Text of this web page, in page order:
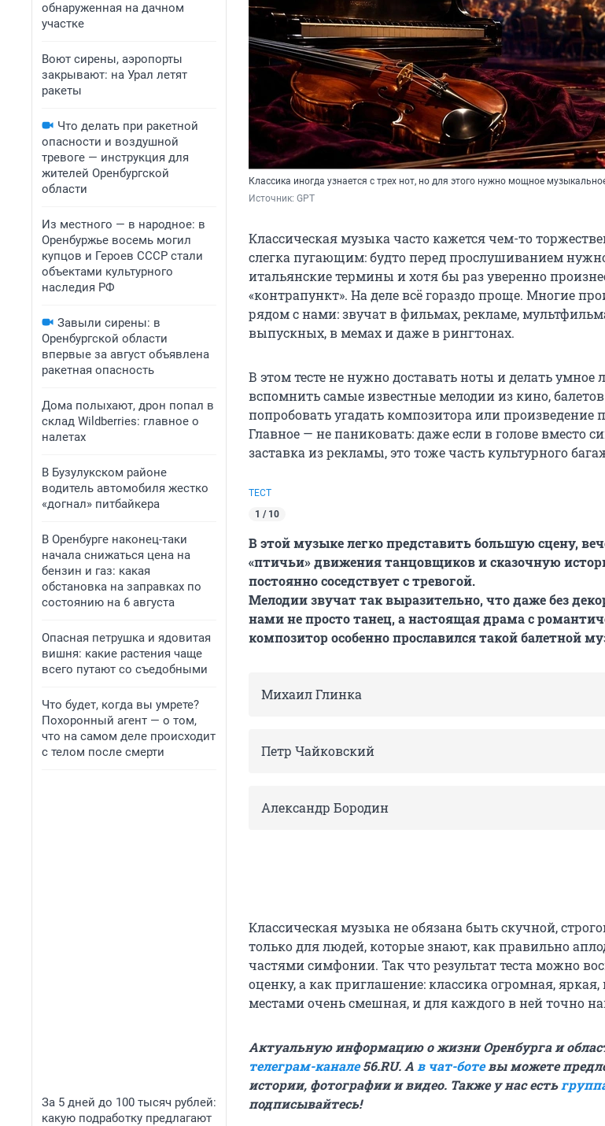
обнаруженная на дачном
участке
Воют сирены, аэропорты
закрывают: на Урал летят
ракеты
Что делать при ракетной
опасности и воздушной
тревоге — инструкция для
жителей Оренбургской
области
Из местного — в народное: в
Оренбуржье восемь могил
купцов и Героев СССР стали
объектами культурного
наследия РФ
Завыли сирены: в
Оренбургской области
впервые за август объявлена
ракетная опасность
Дома полыхают, дрон попал в
склад Wildberries: главное о
налетах
В Бузулукском районе
водитель автомобиля жестко
«догнал» питбайкера
В Оренбурге наконец-таки
начала снижаться цена на
бензин и газ: какая
обстановка на заправках по
состоянию на 6 августа
Опасная петрушка и ядовитая
вишня: какие растения чаще
всего путают со съедобными
Что будет, когда вы умрете?
Похоронный агент — о том,
что на самом деле происходит
с телом после смерти
За 5 дней до 100 тысяч рублей:
какую подработку предлагают
Классика иногда узнается с трех нот, но для этого нужно мощное
Источник: GPT
Классическая музыка часто кажется чем-то
слегка пугающим: будто перед прослушиванием
итальянские термины и хотя бы раз уверенно
«контрапункт». На деле всё гораздо проще. Многие
рядом с нами: звучат в фильмах, рекламе,
выпускных, в мемах и даже в рингтонах.
В этом тесте не нужно доставать ноты и делать умное
вспомнить самые известные мелодии из кино,
попробовать угадать композитора или произведение
Главное — не паниковать: даже если в голове вместо
заставка из рекламы, это тоже часть культурного
ТЕСТ
1 / 10
В этой музыке легко представить большую сцену,
«птичьи» движения танцовщиков и сказочную
постоянно соседствует с тревогой.
Мелодии звучат так выразительно, что даже без
нами не просто танец, а настоящая драма с
композитор особенно прославился такой балетной
Михаил Глинка
Петр Чайковский
Александр Бородин
Классическая музыка не обязана быть скучной,
только для людей, которые знают, как правильно
частями симфонии. Так что результат теста можно
оценку, а как приглашение: классика огромная,
местами очень смешная, и для каждого в ней точно
Актуальную информацию о жизни Оренбурга и
телеграм-канале56.RU. А в чат-ботевы можете
истории, фотографии и видео. Также у нас есть
подписывайтесь!